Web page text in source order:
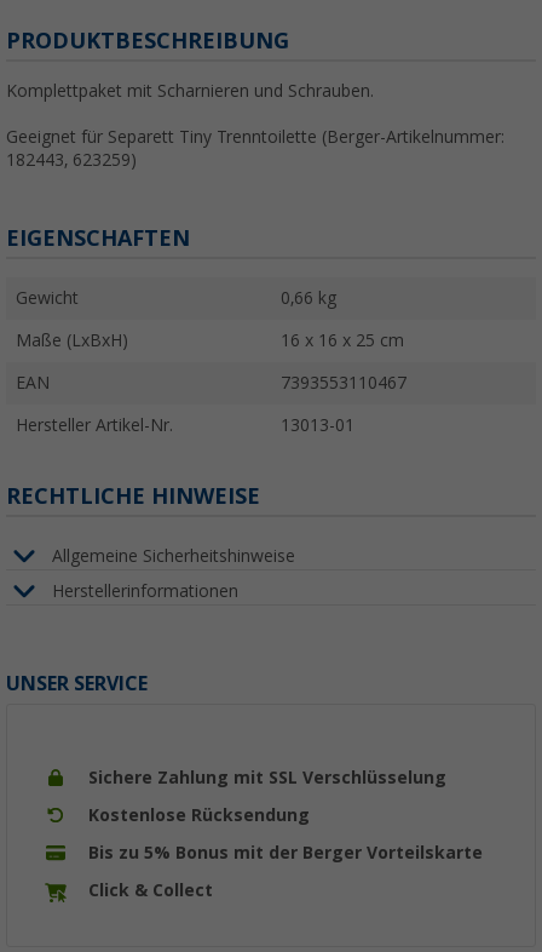
PRODUKTBESCHREIBUNG
Komplettpaket mit Scharnieren und Schrauben.
Geeignet für Separett Tiny Trenntoilette (Berger-Artikelnummer:
182443, 623259)
EIGENSCHAFTEN
Gewicht 0,66 kg
Maße (LxBxH) 16 x 16 x 25 cm
EAN 7393553110467
Hersteller Artikel-Nr. 13013-01
RECHTLICHE HINWEISE
Allgemeine Sicherheitshinweise
Herstellerinformationen
UNSER SERVICE
Sichere Zahlung mit SSL Verschlüsselung
Kostenlose Rücksendung
Bis zu 5% Bonus mit der Berger Vorteilskarte
Click & Collect